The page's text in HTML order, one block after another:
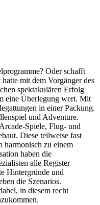
Oder schafft
mit dem Vorgänger des
spektakulären Erfolg
eine Überlegung wert. Mit
in einer Packung.
und Adventure.
Spiele, Flug- und
Diese teilweise fast
harmonisch zu einem
haben die
alle Register
Hintergründe und
die Szenarios.
in diesem recht